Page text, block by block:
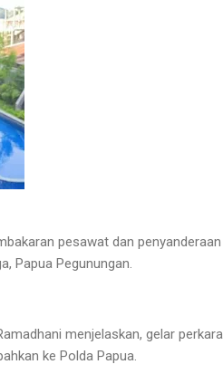
pesawat dan penyanderaan
Papua Pegunungan.
menjelaskan, gelar perkara
ke Polda Papua.